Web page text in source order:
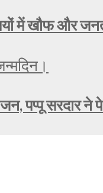
में खौफ और
पप्पू सरदार ने